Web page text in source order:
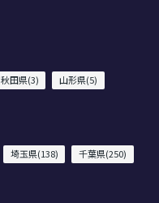
秋田県(3)
山形県(5)
埼玉県(138)
千葉県(250)